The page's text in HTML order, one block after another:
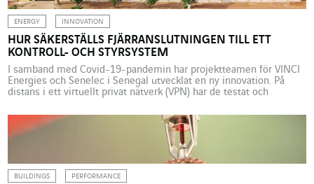
ENERGY INNOVATION
HUR SÄKERSTÄLLS FJÄRRANSLUTNINGEN TILL ETT
KONTROLL- OCH STYRSYSTEM
I samband med Covid-19-pandemin har projektteamen för VINCI
Energies och Senelec i Senegal utvecklat en ny innovation. På
distans i ett virtuellt privat nätverk (VPN) har de testat och
Digital”. Covid-19-pandemin har i många länder lett till en ökad
användning av digital teknik för att företagens anställda ska […]
BUILDINGS PERFORMANCE